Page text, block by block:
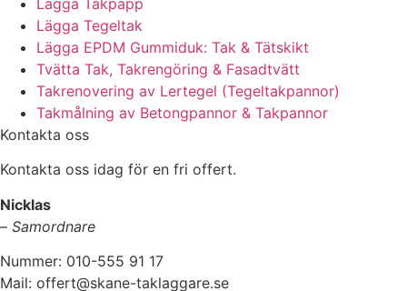
Lägga Takpapp
Lägga Tegeltak
Lägga EPDM Gummiduk: Tak & Tätskikt
Tvätta Tak, Takrengöring & Fasadtvätt
Takrenovering av Lertegel (Tegeltakpannor)
Takmålning av Betongpannor & Takpannor
Kontakta oss
Kontakta oss idag för en fri offert.
Nicklas
– Samordnare
Nummer: 010-555 91 17
Mail: offert@skane-taklaggare.se